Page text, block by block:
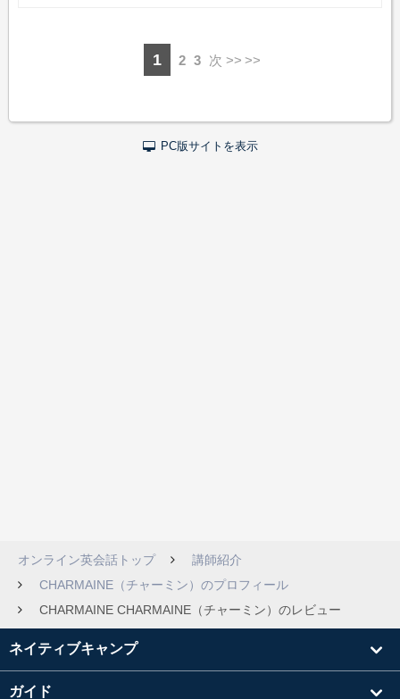
1 2 3 次 >>
PC版サイトを表示
オンライン英会話トップ
講師紹介
CHARMAINE（チャーミン）のプロフィール
CHARMAINE CHARMAINE（チャーミン）のレビュー
ネイティブキャンプ
ガイド